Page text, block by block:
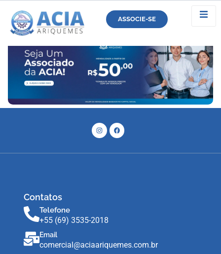
ASSOCIE-SE
Termos de Serviço
Contatos
Telefone
+55 (69) 3535-2018
Email
comercial@aciaariquemes.com.br